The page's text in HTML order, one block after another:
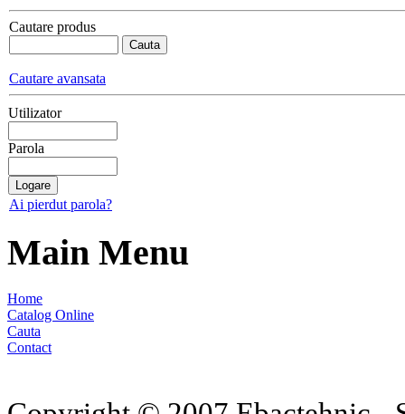
Cautare produs
Cautare avansata
Utilizator
Parola
Ai pierdut parola?
Main Menu
Home
Catalog Online
Cauta
Contact